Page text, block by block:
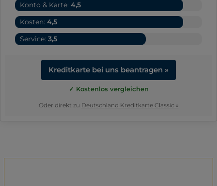
Konto & Karte: 4,5
Kosten: 4,5
Service: 3,5
Kreditkarte bei uns beantragen »
✓ Kostenlos vergleichen
Oder direkt zu Deutschland Kreditkarte Classic »